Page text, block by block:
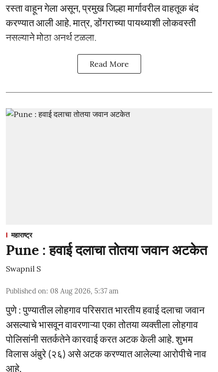
रस्ता वाहून गेला असून, प्रमुख जिल्हा मार्गावरील वाहतूक बंद
करण्यात आली आहे. मात्र, डोंगराच्या पायथ्याशी लोकवस्ती
नसल्याने मोठा अनर्थ टळला.
Read More
महाराष्ट्र
Pune : हवाई दलाचा तोतया जवान अटकेत
Swapnil S
Published on: 08 Aug 2026, 5:37 am
पुणे : पुण्यातील लोहगाव परिसरात भारतीय हवाई दलाचा जवान
असल्याचे भासवून वावरणाऱ्या एका तोतया व्यक्तीला लोहगाव
पोलिसांनी सतर्कतेने कारवाई करत अटक केली आहे. शुभम
विलास अंबुरे (२६) असे अटक करण्यात आलेल्या आरोपीचे नाव
आहे.